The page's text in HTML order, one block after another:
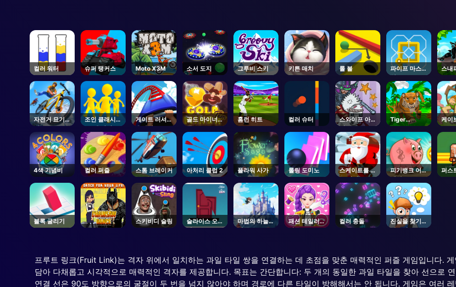
컬러 워터 슈퍼 탱커스 Moto X3M 소서 도지 그루비 스키 키튼 매치 롤 볼
파이프 마스터
워소
스내
자전거 묘기
경주
조인 클래시
3D 온라인
게이트 러셔
온라인
골드 마이너
톰
홈런 히트 컬러 슈터
스와이프 아트
퍼즐
Tiger
Simulator
3D
케이
4색 기념비 컬러 퍼즐 스톰 브레이커 아처리 클럽 2 플라워 사가 롤링 도미노
스케이트를 타
는 산타
피기뱅크 어드
벤처
퍼스
블록 굴리기 스키비디 슬링
슬라이스 오브
젠
마법의 하늘
퀘스트
패션 테일러
의류 3D
컬러 충돌
진실을 찾기
마스터
프루트 링크(Fruit Link)는 격자 위에서 일치하는 과일 타일 쌍을 연결하는 데 초점을 맞춘 매력적인 퍼즐 게임입니다.
담아 다채롭고 시각적으로 매력적인 격자를 제공합니다. 목표는 간단합니다: 두 개의 동일한 과일 타일을 찾아 선으로
연결 선은 90도 방향으로의 굴절이 두 번을 넘지 않아야 하며 경로에 다른 타일이 방해해서는 안 됩니다. 게임은 여러